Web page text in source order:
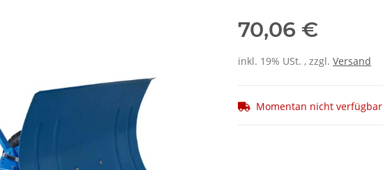
70,06 €
inkl. 19% USt. , zzgl. Versand
Momentan nicht verfügbar